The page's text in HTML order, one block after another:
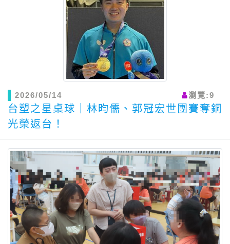
2026/05/14 瀏覽:9
台塑之星桌球｜林昀儒、郭冠宏世團賽奪銅
光榮返台！